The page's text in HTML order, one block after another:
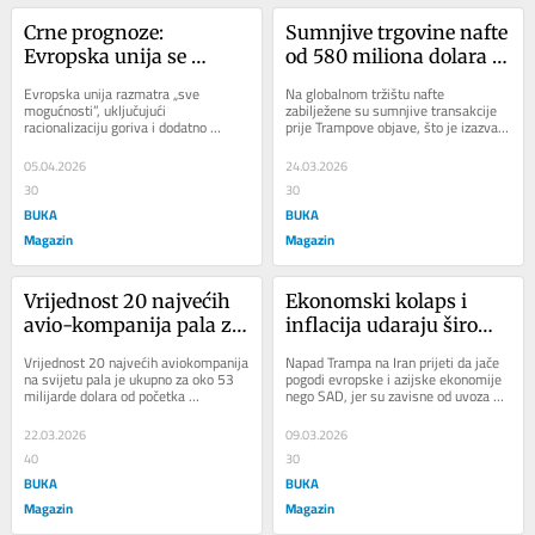
Crne prognoze:
Evropska unija se
scenario i dugotrajni
šok
Evropska unija razmatra „sve
mogućnosti”, uključujući
racionalizaciju goriva i dodatno
oslobađanje nafte iz hitnih rezervi,
dok se priprema za...
05.04.2026
30
BUKA
Magazin
Sumnjive trgovine nafte
od 580 miliona dolara
uzdrmale tržišta
Na globalnom tržištu nafte
zabilježene su sumnjive transakcije
prije Trampove objave, što je izazvalo
pad cijena i veliku volatilnost. Na...
24.03.2026
30
BUKA
Magazin
Vrijednost 20 najvećih
avio-kompanija pala za
Vrijednost 20 najvećih aviokompanija
na svijetu pala je ukupno za oko 53
milijarde dolara od početka
američko-izraelskog rata sa Iranom
krajem...
22.03.2026
40
BUKA
Magazin
Ekonomski kolaps i
inflacija udaraju širom
najvišu cijenu rata na
Bliskom istoku?
Napad Trampa na Iran prijeti da jače
pogodi evropske i azijske ekonomije
nego SAD, jer su zavisne od uvoza
energije, dok američki energetski
sektor...
09.03.2026
30
BUKA
Magazin